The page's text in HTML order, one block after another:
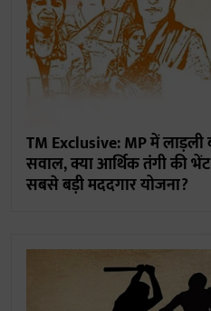
TM Exclusive: MP में लाड़ली
सवाल, क्या आर्थिक तंगी की
सबसे बड़ी मददगार योजना?